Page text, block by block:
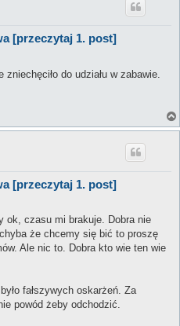
[przeczytaj 1. post]
do udziału w zabawie.
[przeczytaj 1. post]
ok, czasu mi brakuje. Dobra nie
że chcemy się bić to proszę
Ale nic to. Dobra kto wie ten wie
fałszywych oskarżeń. Za
powód żeby odchodzić.